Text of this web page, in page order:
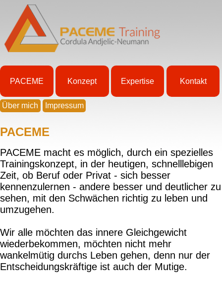
PACEME Konzept Expertise Kontakt
Über mich Impressum
PACEME
PACEME macht es möglich, durch ein spezielles
Trainingskonzept, in der heutigen, schnelllebigen
Zeit, ob Beruf oder Privat - sich besser
kennenzulernen - andere besser und deutlicher zu
sehen, mit den Schwächen richtig zu leben und
umzugehen.
Wir alle möchten das innere Gleichgewicht
wiederbekommen, möchten nicht mehr
wankelmütig durchs Leben gehen, denn nur der
Entscheidungskräftige ist auch der Mutige.